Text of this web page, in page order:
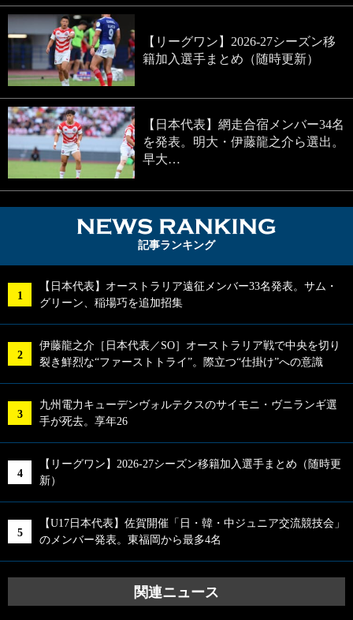
【リーグワン】2026-27シーズン移
籍加入選手まとめ（随時更新）
【日本代表】網走合宿メンバー34名
を発表。明大・伊藤龍之介ら選出。
早大…
記事ランキング
【日本代表】オーストラリア遠征メンバー33名発表。サム・
グリーン、稲場巧を追加招集
伊藤龍之介［日本代表／SO］オーストラリア戦で中央を切り
裂き鮮烈な“ファーストトライ”。際立つ“仕掛け”への意識
九州電力キューデンヴォルテクスのサイモニ・ヴニランギ選
手が死去。享年26
【リーグワン】2026-27シーズン移籍加入選手まとめ（随時更
新）
【U17日本代表】佐賀開催「日・韓・中ジュニア交流競技会」
のメンバー発表。東福岡から最多4名
関連ニュース